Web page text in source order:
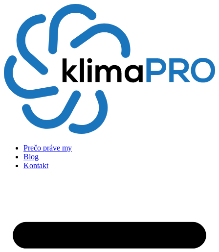
obsah
Prečo práve my
Blog
Kontakt